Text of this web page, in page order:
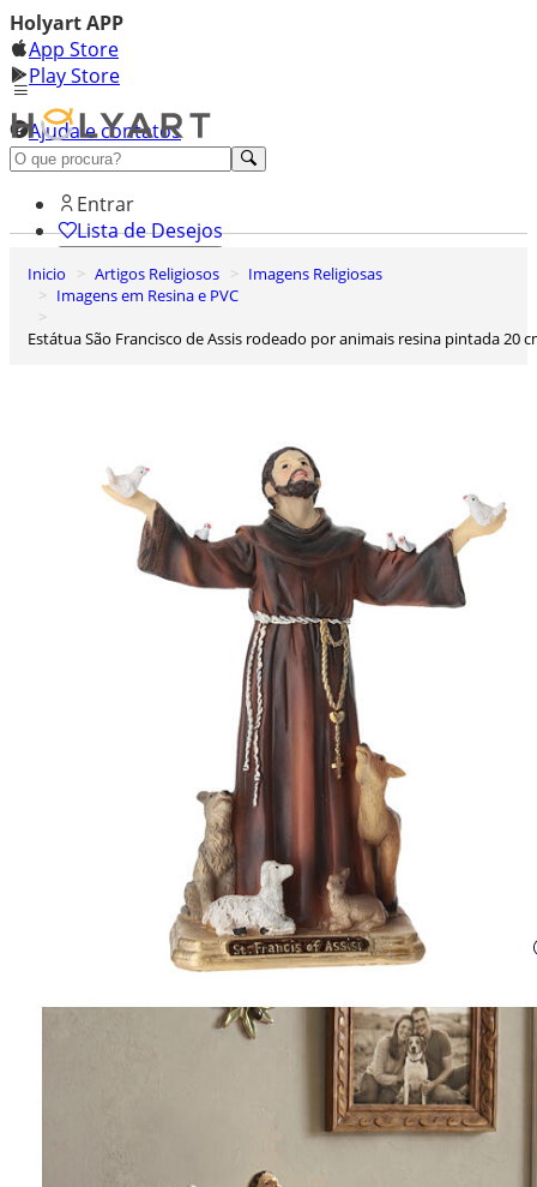
Holyart APP
App Store
Play Store
Ajuda e contatos
Conheça premium
Entrar
Lista de Desejos
0
Carrinho de Compras
Inicio Artigos Religiosos
Imagens Religiosas
Imagens em Resina e PVC
Estátua São Francisco de Assis rodeado por animais resina pintada 20